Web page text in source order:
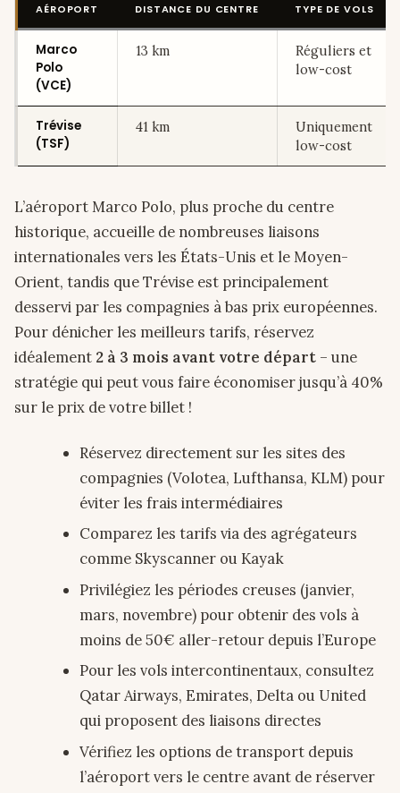
AÉROPORT DISTANCE DU CENTRE TYPE DE VOLS
Marco
Polo
(VCE)
13 km
Réguliers et
low-cost
Trévise
(TSF)
41 km
Uniquement
low-cost
L’aéroport Marco Polo, plus proche du centre
historique, accueille de nombreuses liaisons
internationales vers les États-Unis et le Moyen-
Orient, tandis que Trévise est principalement
desservi par les compagnies à bas prix européennes.
Pour dénicher les meilleurs tarifs, réservez
idéalement 2 à 3 mois avant votre départ – une
stratégie qui peut vous faire économiser jusqu’à 40%
sur le prix de votre billet !
Réservez directement sur les sites des
compagnies (Volotea, Lufthansa, KLM) pour
éviter les frais intermédiaires
Comparez les tarifs via des agrégateurs
comme Skyscanner ou Kayak
Privilégiez les périodes creuses (janvier,
mars, novembre) pour obtenir des vols à
moins de 50€ aller-retour depuis l’Europe
Pour les vols intercontinentaux, consultez
Qatar Airways, Emirates, Delta ou United
qui proposent des liaisons directes
Vérifiez les options de transport depuis
l’aéroport vers le centre avant de réserver